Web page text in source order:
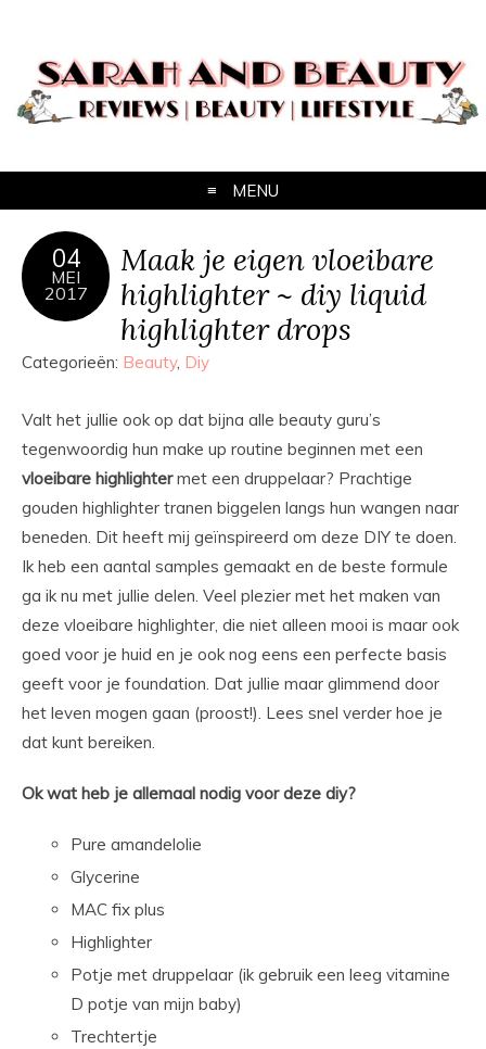
MENU
04
MEI
2017
Maak je eigen vloeibare
highlighter ~ diy liquid
highlighter drops
Categorieën: Beauty, Diy
Valt het jullie ook op dat bijna alle beauty guru’s
tegenwoordig hun make up routine beginnen met een
vloeibare highlightermet een druppelaar? Prachtige
gouden highlighter tranen biggelen langs hun wangen naar
beneden. Dit heeft mij geïnspireerd om deze DIY te doen.
Ik heb een aantal samples gemaakt en de beste formule
ga ik nu met jullie delen. Veel plezier met het maken van
deze vloeibare highlighter, die niet alleen mooi is maar ook
goed voor je huid en je ook nog eens een perfecte basis
geeft voor je foundation. Dat jullie maar glimmend door
het leven mogen gaan (proost!). Lees snel verder hoe je
dat kunt bereiken.
Ok wat heb je allemaal nodig voor deze diy?
Pure amandelolie
Glycerine
MAC fix plus
Highlighter
Potje met druppelaar (ik gebruik een leeg vitamine
D potje van mijn baby)
Trechtertje